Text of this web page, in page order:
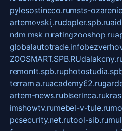
pylesostineco.rumsts-
artemovskij.rudopler.spb.ru
ndm.msk.ruratingzooshop.ru
globalautotrade.info
ZOOSMART.SPB.RU
remontt.spb.ru
terramia.ruacademy62.ru
artem-news.rubiserinca.ru
imshowtv.rumebel-v-tule.ru
pcsecurity.net.rutool-sib.ru